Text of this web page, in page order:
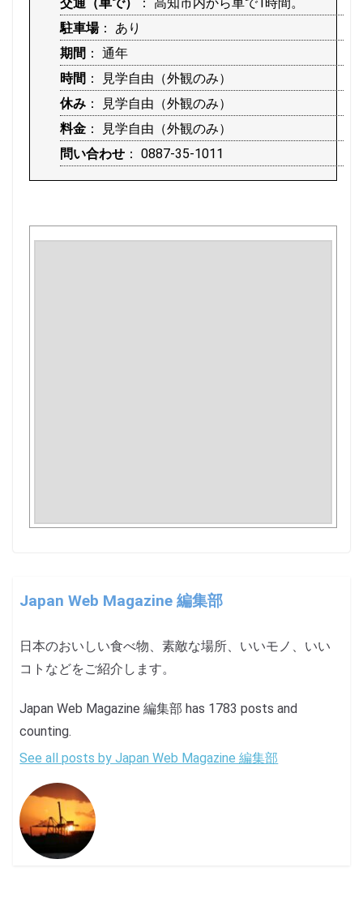
駐車場： あり
期間 ： 通年
時間 ： 見学自由（外観のみ）
休み ： 見学自由（外観のみ）
料金 ： 見学自由（外観のみ）
問い合わせ ： 0887-35-1011
Japan Web Magazine 編集部
日本のおいしい食べ物、素敵な場所、いいモノ、いい
コトなどをご紹介します。
Japan Web Magazine 編集部 has 1783 posts and
counting.
See all posts by Japan Web Magazine 編集部